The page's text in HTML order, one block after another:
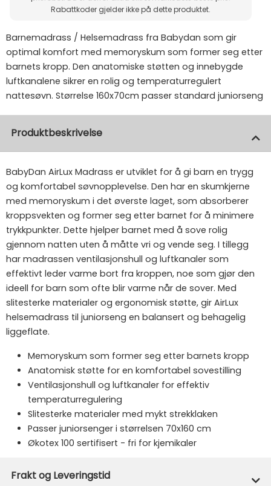
Rabattkoder gjelder ikke på dette produktet.
Barnemadrass / Helsemadrass fra Babydan som gir
optimal komfort med memoryskum som former seg etter
barnets kropp. Den anatomiske støtten og innebygde
luftkanalene sikrer en rolig og temperaturregulert
nattesøvn. Størrelse 160x70cm passer standard juniorseng
Produktbeskrivelse
BabyDan AirLux Madrass er utviklet for å gi barn en trygg
og komfortabel søvnopplevelse. Den har en skumkjerne
med memoryskum i det øverste laget, som absorberer
kroppsvekten og former seg etter barnet for å minimere
trykkpunkter. Dette hjelper barnet med å sove rolig
gjennom natten uten å måtte vri og vende seg. I tillegg
har madrassen ventilasjonshull og luftkanaler som
effektivt leder varme bort fra kroppen, noe som gjør den
ideell for barn som ofte blir varme når de sover. Med
slitesterke materialer og ergonomisk støtte, gir AirLux
helsemadrass til juniorseng en balansert og behagelig
liggeflate.
Memoryskum som former seg etter barnets kropp
Anatomisk støtte for en komfortabel sovestilling
Ventilasjonshull og luftkanaler for effektiv
temperaturregulering
Slitesterke materialer med mykt strekklaken
Passer juniorsenger i størrelsen 70x160 cm
Økotex 100 sertifisert - fri for kjemikaler
Varenummer:43877
Frakt og Leveringstid